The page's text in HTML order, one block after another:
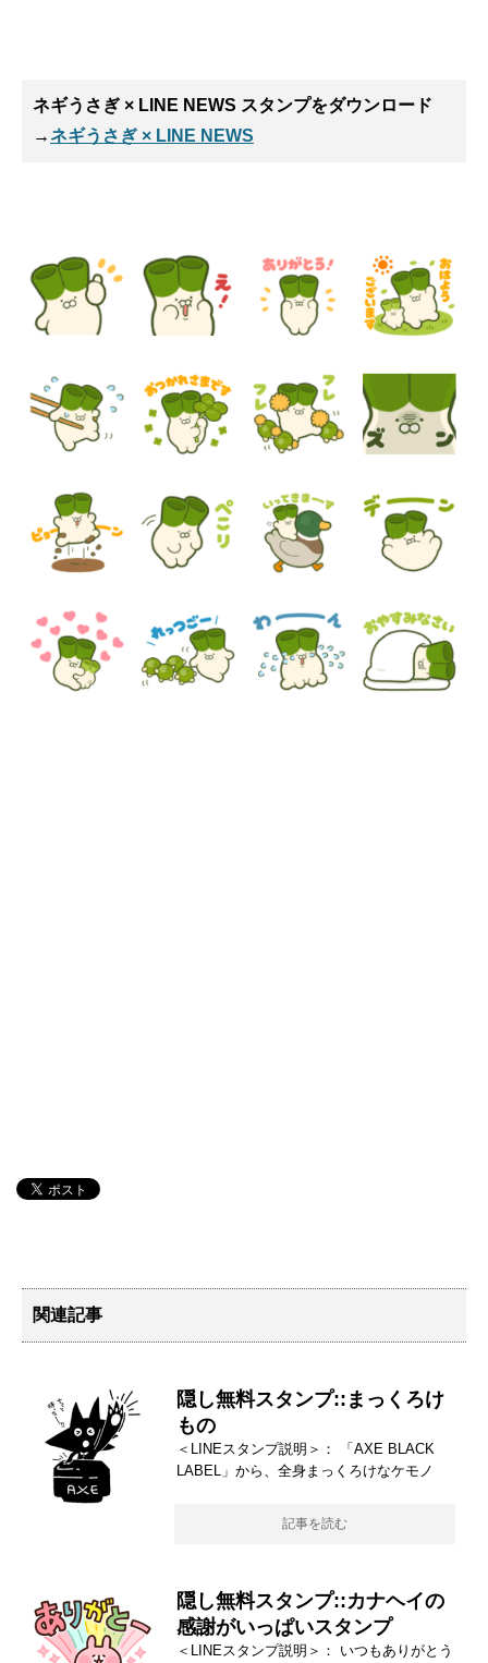
ネギうさぎ × LINE NEWS スタンプをダウンロード
→ネギうさぎ × LINE NEWS
関連記事
隠し無料スタンプ::まっくろけ
もの
＜LINEスタンプ説明＞： 「AXE BLACK
LABEL」から、全身まっくろけなケモノ
記事を読む
隠し無料スタンプ::カナヘイの
感謝がいっぱいスタンプ
＜LINEスタンプ説明＞： いつもありがとう